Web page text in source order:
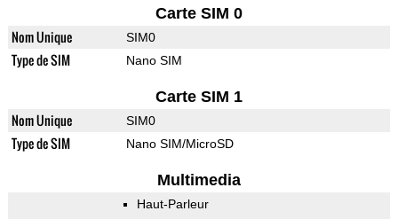
Carte SIM 0
Nom Unique SIM0
Type de SIM Nano SIM
Carte SIM 1
Nom Unique SIM0
Type de SIM Nano SIM/MicroSD
Multimedia
Haut-Parleur